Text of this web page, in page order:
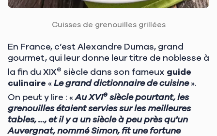
Cuisses de grenouilles grillées
En France, c’est Alexandre Dumas, grand
gourmet, qui leur donne leur titre de noblesse à
la fin du XIXe siècle dans son fameux guide
culinaire «Le grand dictionnaire de cuisine».
On peut y lire : «Au XVIe siècle pourtant, les
grenouilles étaient servies sur les meilleures
tables, …, et il y a un siècle à peu près qu'un
Auvergnat, nommé Simon, fit une fortune